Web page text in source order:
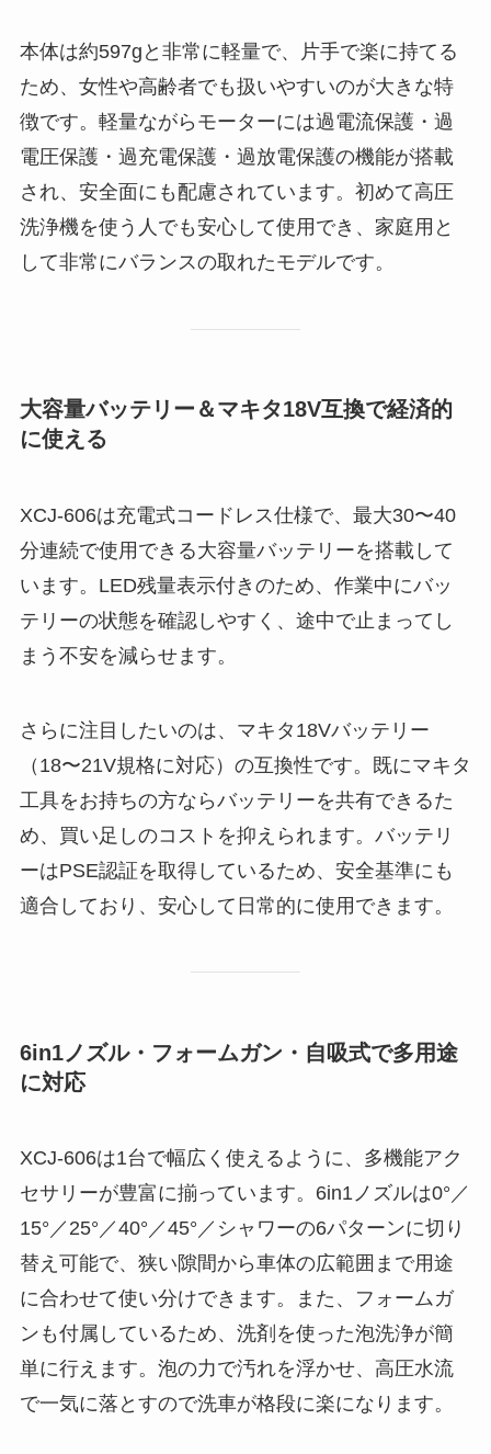
本体は約597gと非常に軽量で、片手で楽に持てる
ため、女性や高齢者でも扱いやすいのが大きな特
徴です。軽量ながらモーターには過電流保護・過
電圧保護・過充電保護・過放電保護の機能が搭載
され、安全面にも配慮されています。初めて高圧
洗浄機を使う人でも安心して使用でき、家庭用と
して非常にバランスの取れたモデルです。
大容量バッテリー＆マキタ18V互換で経済的
に使える
XCJ-606は充電式コードレス仕様で、最大30〜40
分連続で使用できる大容量バッテリーを搭載して
います。LED残量表示付きのため、作業中にバッ
テリーの状態を確認しやすく、途中で止まってし
まう不安を減らせます。
さらに注目したいのは、マキタ18Vバッテリー
（18〜21V規格に対応）の互換性です。既にマキタ
工具をお持ちの方ならバッテリーを共有できるた
め、買い足しのコストを抑えられます。バッテリ
ーはPSE認証を取得しているため、安全基準にも
適合しており、安心して日常的に使用できます。
6in1ノズル・フォームガン・自吸式で多用途
に対応
XCJ-606は1台で幅広く使えるように、多機能アク
セサリーが豊富に揃っています。6in1ノズルは0°／
15°／25°／40°／45°／シャワーの6パターンに切り
替え可能で、狭い隙間から車体の広範囲まで用途
に合わせて使い分けできます。また、フォームガ
ンも付属しているため、洗剤を使った泡洗浄が簡
単に行えます。泡の力で汚れを浮かせ、高圧水流
で一気に落とすので洗車が格段に楽になります。